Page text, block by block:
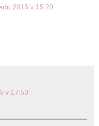
2015 v 15:20
v 17:53